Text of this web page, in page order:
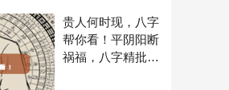
贵人何时现，八字
帮你看！平阴阳断
祸福，八字精批批